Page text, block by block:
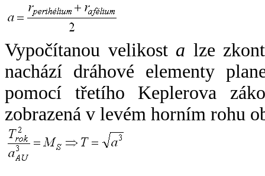
Vypočítanou velikost a lze
nachází dráhové elementy
pomocí třetího Keplerova
zobrazená v levém horním rohu